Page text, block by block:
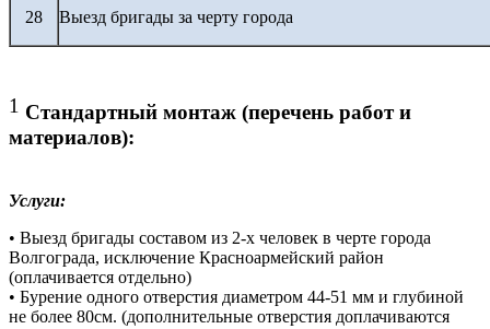
28 Выезд бригады за черту города
1 Стандартный монтаж (перечень работ и
материалов):
Услуги:
• Выезд бригады составом из 2-х человек в черте города
Волгограда, исключение Красноармейский район
(оплачивается отдельно)
• Бурение одного отверстия диаметром 44-51 мм и глубиной
не более 80см. (дополнительные отверстия доплачиваются